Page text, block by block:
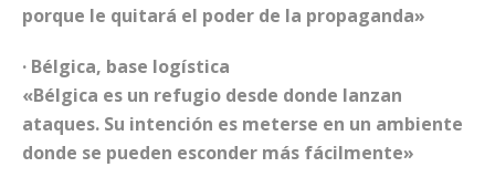
porque le quitará el poder de la propaganda»
· Bélgica, base logística
«Bélgica es un refugio desde donde lanzan
ataques. Su intención es meterse en un ambiente
donde se pueden esconder más fácilmente»